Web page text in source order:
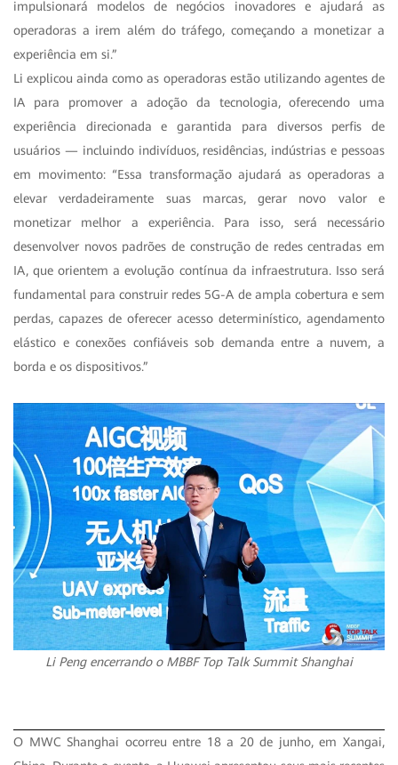
impulsionará modelos de negócios inovadores e ajudará as
operadoras a irem além do tráfego, começando a monetizar a
experiência em si.”
Li explicou ainda como as operadoras estão utilizando agentes de
IA para promover a adoção da tecnologia, oferecendo uma
experiência direcionada e garantida para diversos perfis de
usuários — incluindo indivíduos, residências, indústrias e pessoas
em movimento: “Essa transformação ajudará as operadoras a
elevar verdadeiramente suas marcas, gerar novo valor e
monetizar melhor a experiência. Para isso, será necessário
desenvolver novos padrões de construção de redes centradas em
IA, que orientem a evolução contínua da infraestrutura. Isso será
fundamental para construir redes 5G-A de ampla cobertura e sem
perdas, capazes de oferecer acesso determinístico, agendamento
elástico e conexões confiáveis sob demanda entre a nuvem, a
borda e os dispositivos.”
Li Peng encerrando o MBBF Top Talk Summit Shanghai
O MWC Shanghai ocorreu entre 18 a 20 de junho, em Xangai,